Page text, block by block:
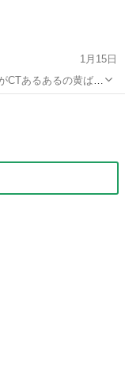
1月15日